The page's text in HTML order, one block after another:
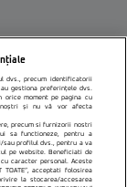
dvs., precum identificatorii
gestiona preferințele dvs.
moment pe pagina cu
noștri și nu vă vor afecta
precum si furnizorii nostri
sa functioneze, pentru a
profilul dvs., pentru a va
pe website. Beneficiati de
caracter personal. Aceste
TOATE”, acceptati folosirea
la stocarea/accesarea